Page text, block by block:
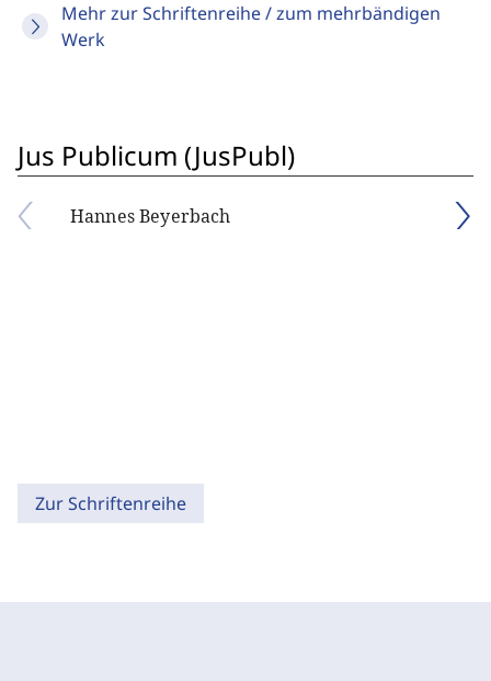
Mehr zur Schriftenreihe / zum mehrbändigen
Werk
Jus Publicum (JusPubl)
Hannes Beyerbach
Zur Schriftenreihe